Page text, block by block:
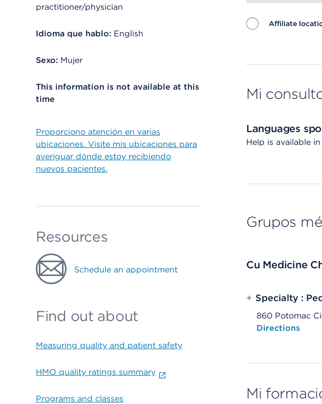
practitioner/physician
Idioma que hablo: English
Sexo: Mujer
This information is not available at this
time
Proporciono atención en varias
ubicaciones. Visite mis ubicaciones para
averiguar dónde estoy recibiendo
nuevos pacientes.
Resources
Schedule an appointment
Find out about
Measuring quality and patient safety
HMO quality ratings summary
Programs and classes
Affiliate
Mi
Languages
Help is available
Grupos
Cu Medicine
+ Specialty :
860 Potomac
Opens native
Directions
Mi